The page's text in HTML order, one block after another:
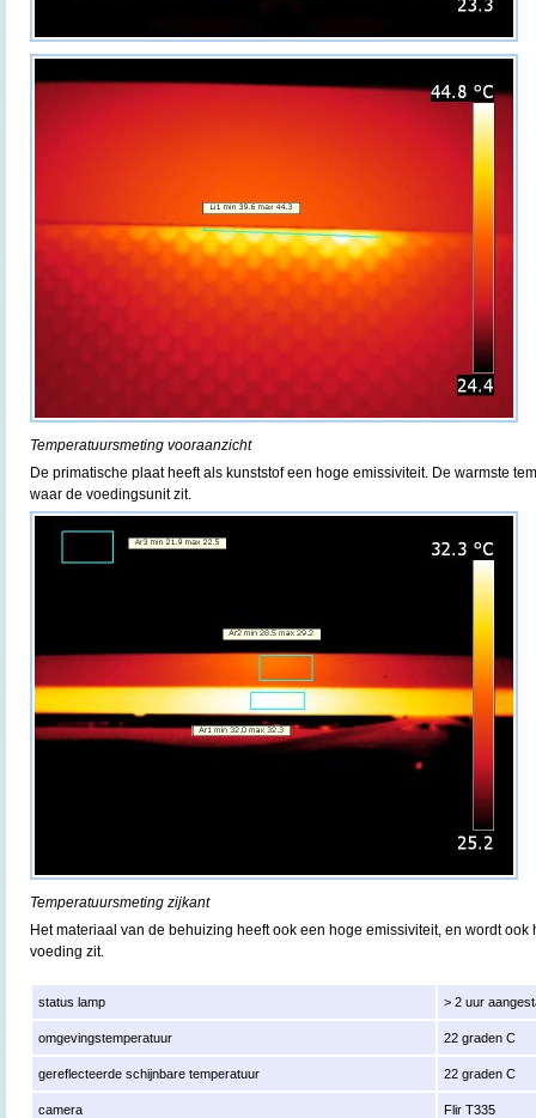
Temperatuursmeting vooraanzicht
De primatische plaat heeft als kunststof een hoge emissiviteit. De warmste
waar de voedingsunit zit.
Temperatuursmeting zijkant
Het materiaal van de behuizing heeft ook een hoge emissiviteit, en wordt ook
voeding zit.
status lamp > 2 uur
omgevingstemperatuur 22 graden C
gereflecteerde schijnbare temperatuur 22 graden C
camera Flir T335